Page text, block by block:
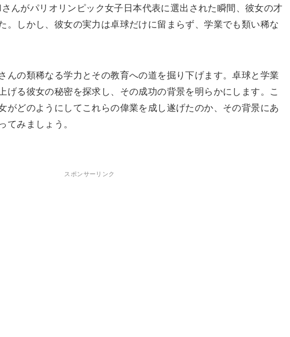
んがパリオリンピック女子日本代表に選出された瞬間、彼女の才
。しかし、彼女の実力は卓球だけに留まらず、学業でも類い稀な
んの類稀なる学力とその教育への道を掘り下げます。卓球と学業
げる彼女の秘密を探求し、その成功の背景を明らかにします。こ
がどのようにしてこれらの偉業を成し遂げたのか、その背景にあ
てみましょう。
スポンサーリンク